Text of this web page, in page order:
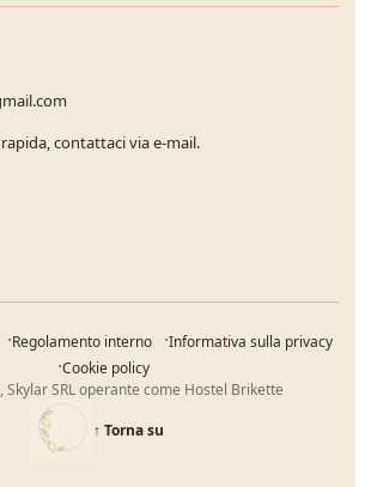
contattaci via e-mail.
Regolamento interno
Informativa sulla privacy
Cookie policy
SRL operante come Hostel Brikette
↑ Torna su